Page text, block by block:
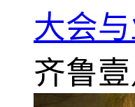
大会
齐鲁